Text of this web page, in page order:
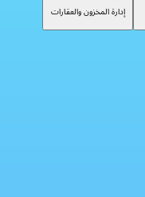
إدارة المخزون والعقارات